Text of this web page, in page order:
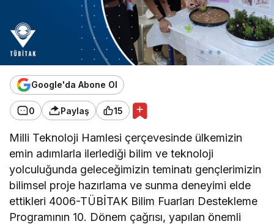
Google'da Abone Ol
0 Paylaş 15
Milli Teknoloji Hamlesi çerçevesinde ülkemizin
emin adımlarla ilerlediği bilim ve teknoloji
yolculuğunda geleceğimizin teminatı gençlerimizin
bilimsel proje hazırlama ve sunma deneyimi elde
ettikleri 4006-TÜBİTAK Bilim Fuarları Destekleme
Programının 10. Dönem çağrısı, yapılan önemli